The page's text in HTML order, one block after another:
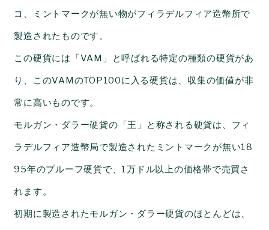
コ、ミントマークが無い物がフィラデルフィア造幣所で
製造されたものです。
この硬貨には「VAM 」と呼ばれる特定の種類の硬貨があ
り、このVAMのTOP100に入る硬貨は、収集の価値が非
常に高いものです。
モルガン・ダラー硬貨の「王」と称される硬貨は、フィ
ラデルフィア造幣局で製造されたミントマークが無い18
95年のプルーフ硬貨で、 1万ドル以上の価格帯で売買さ
れます。
初期に製造されたモルガン・ダラー硬貨のほとんどは、